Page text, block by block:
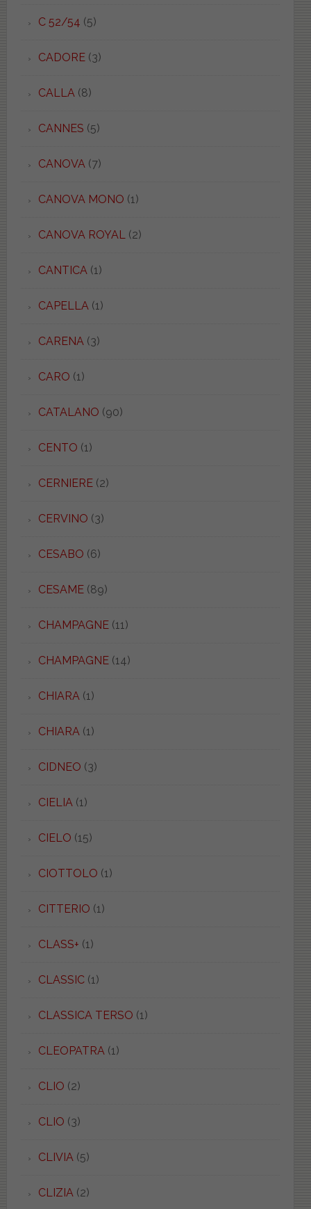
C 52/54 (5)
CADORE(3)
CALLA(8)
CANNES (5)
CANOVA(7)
CANOVA MONO (1)
CANOVA ROYAL(2)
CANTICA(1)
CAPELLA(1)
CARENA(3)
CARO (1)
CATALANO (90)
CENTO (1)
CERNIERE(2)
CERVINO (3)
CESABO (6)
CESAME(89)
CHAMPAGNE(11)
CHAMPAGNE(14)
CHIARA(1)
CHIARA(1)
CIDNEO (3)
CIELIA(1)
CIELO (15)
CIOTTOLO (1)
CITTERIO (1)
CLASS+ (1)
CLASSIC(1)
CLASSICA TERSO (1)
CLEOPATRA(1)
CLIO (2)
CLIO (3)
CLIVIA(5)
CLIZIA(2)